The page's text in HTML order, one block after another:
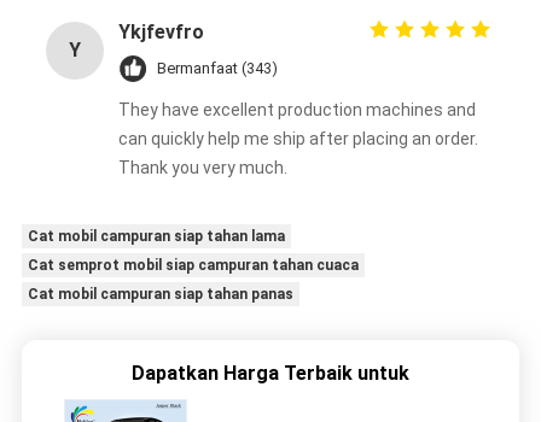
Y
Ykjfevfro
Bermanfaat (343)
They have excellent production machines and
can quickly help me ship after placing an order.
Thank you very much.
Cat mobil campuran siap tahan lama
Cat semprot mobil siap campuran tahan cuaca
Cat mobil campuran siap tahan panas
Dapatkan Harga Terbaik untuk